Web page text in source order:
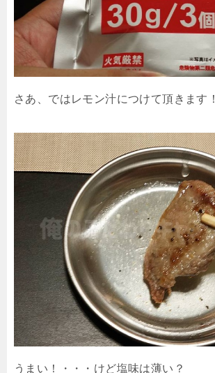
さあ、ではレモン汁につけて頂きます！
うまい！・・・けど塩味は薄い？